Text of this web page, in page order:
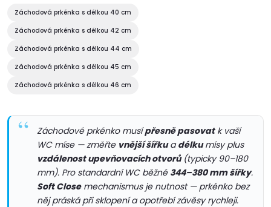
á
d
a
c
í
p
Záchodová prkénka s délkou 40 cm
Záchodová prkénka s délkou 42 cm
Záchodová prkénka s délkou 44 cm
Záchodová prkénka s délkou 45 cm
Záchodová prkénka s délkou 46 cm
Záchodové prkénko musípřesně pasovatk vaší
WC míse — změřte vnější šířkuadélkumísy plus
vzdálenost upevňovacích otvorů(typicky 90–180
mm). Pro standardní WC běžné 344–380 mm šířky.
Soft Closemechanismus je nutnost — prkénko bez
něj práská při sklopení a opotřebí závěsy rychleji.